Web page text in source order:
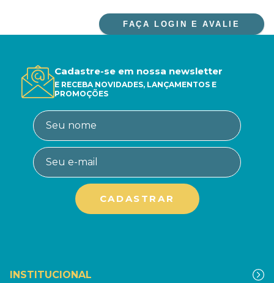
FAÇA LOGIN E AVALIE
Cadastre-se em nossa newsletter
E RECEBA NOVIDADES, LANÇAMENTOS E
PROMOÇÕES
INSTITUCIONAL